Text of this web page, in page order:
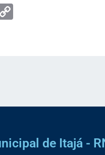
Copy
de Itajá -